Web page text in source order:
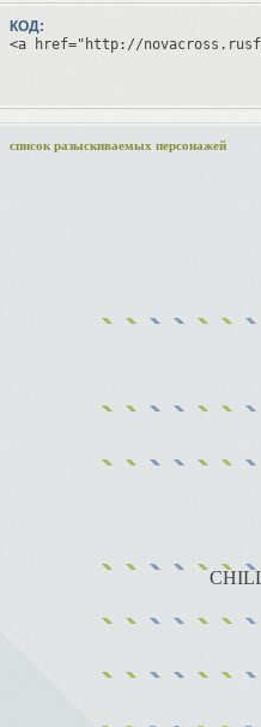
КОД:
<a href="http://
список разыскиваемых персонажей